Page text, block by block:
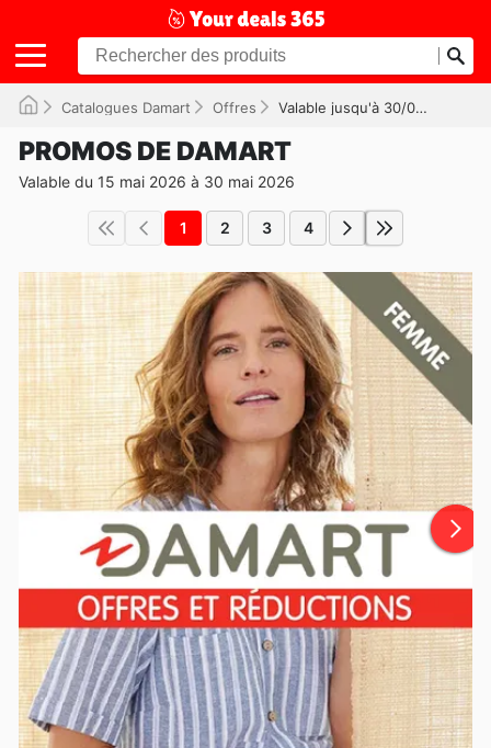
Catalogues Damart Offres Valable jusqu'à 30/05/2026
PROMOS DE DAMART
Valable du 15 mai 2026 à 30 mai 2026
1 2 3 4